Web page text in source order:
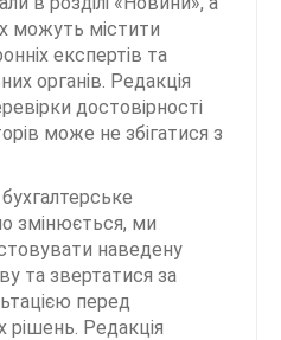
можуть містити
експертів та
органів. Редакція
достовірності
може не збігатися з
змінюється, ми
наведену
та звертатися за
перед
рішень. Редакція